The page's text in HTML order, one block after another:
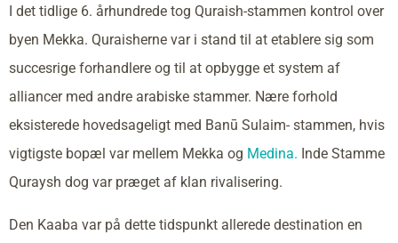
I det tidlige 6. århundrede tog Quraish-stammen kontrol over
byen Mekka. Quraisherne var i stand til at etablere sig som
succesrige forhandlere og til at opbygge et system af
alliancer med andre arabiske stammer. Nære forhold
eksisterede hovedsageligt med Banū Sulaim- stammen, hvis
vigtigste bopæl var mellem Mekka og Medina. Inde Stamme
Quraysh dog var præget af klan rivalisering.
Den Kaaba var på dette tidspunkt allerede destination en